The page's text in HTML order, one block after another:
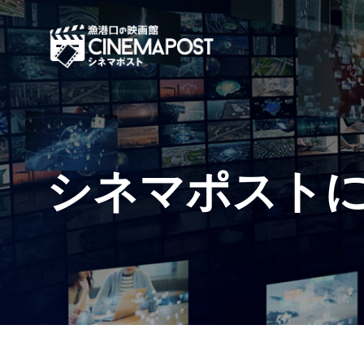
シネマポスト